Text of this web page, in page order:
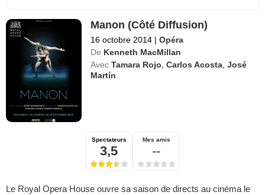
Manon (Côté Diffusion)
16 octobre 2014 | Opéra
De Kenneth MacMillan
Avec Tamara Rojo ,Carlos Acosta ,José
Martín
Spectateurs
3,5
Mes amis
--
Le Royal Opera House ouvre sa saison de directs au cinéma le